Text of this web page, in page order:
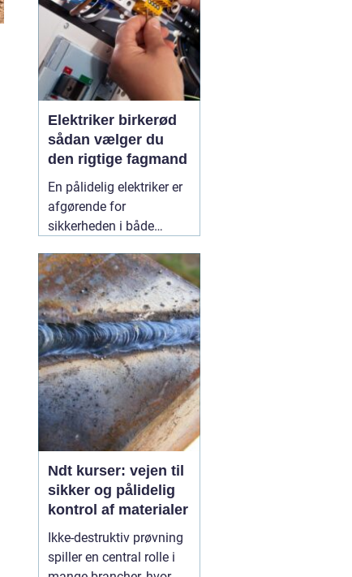
Elektriker birkerød
sådan vælger du
den rigtige fagmand
En pålidelig elektriker er
afgørende for
sikkerheden i både
virksomheder.
Elinstallationer er
usynlige i hverdagen,
men når noget fejler,
mærker man det med
det samme. I Birkerød og
omegn søger mange
efter en10 July 2026
Ndt kurser: vejen til
sikker og pålidelig
kontrol af materialer
Ikke-destruktiv prøvning
spiller en central rolle i